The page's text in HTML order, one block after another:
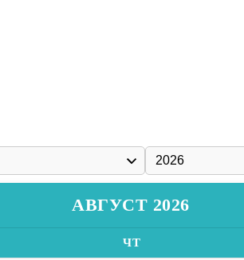
АВГУСТ 2026
ЧТ